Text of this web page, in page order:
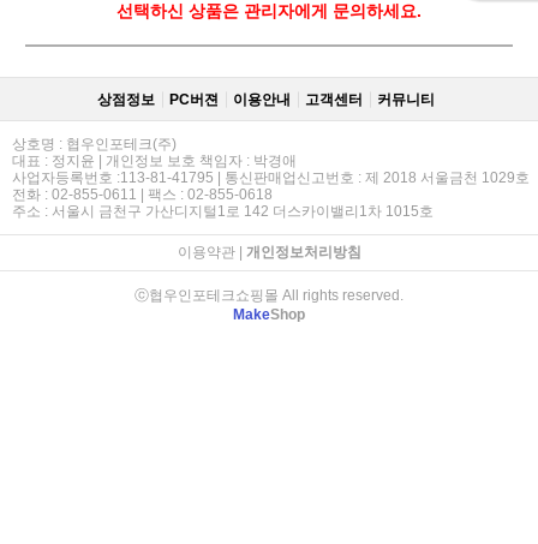
선택하신 상품은 관리자에게 문의하세요.
상점정보 PC버젼 이용안내 고객센터 커뮤니티
상호명 : 협우인포테크(주)
대표 : 정지윤 | 개인정보 보호 책임자 : 박경애
사업자등록번호 :113-81-41795 | 통신판매업신고번호 : 제 2018 서울금천 1029호
전화 : 02-855-0611 | 팩스 : 02-855-0618
주소 : 서울시 금천구 가산디지털1로 142 더스카이밸리1차 1015호
이용약관| 개인정보처리방침
ⓒ협우인포테크쇼핑몰 All rights reserved.
MakeShop